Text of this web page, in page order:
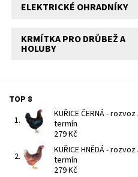
ELEKTRICKÉ OHRADNÍKY
KRMÍTKA PRO DRŮBEŽ A
HOLUBY
TOP 8
KUŘICE ČERNÁ - rozvoz
termín
279 Kč
KUŘICE HNĚDÁ - rozvoz
termín
279 Kč